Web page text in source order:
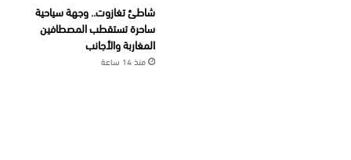
شاطئ تغازوت.. وجهة سياحية
ساحرة تستقطب المصطافين
المغاربة والأجانب
منذ 14 ساعة